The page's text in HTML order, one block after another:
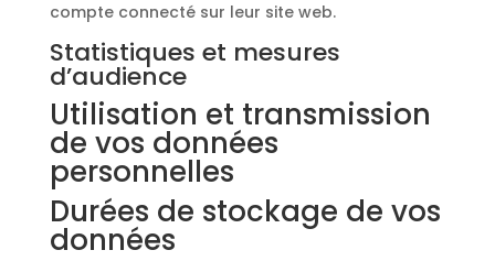
compte connecté sur leur site web.
Statistiques et mesures
d’audience
Utilisation et transmission
de vos données
personnelles
Durées de stockage de vos
données